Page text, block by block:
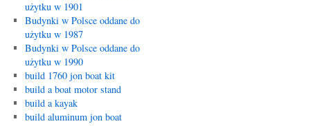
użytku w 1901
Budynki w Polsce oddane do
użytku w 1987
Budynki w Polsce oddane do
użytku w 1990
build 1760 jon boat kit
build a boat motor stand
build a kayak
build aluminum jon boat